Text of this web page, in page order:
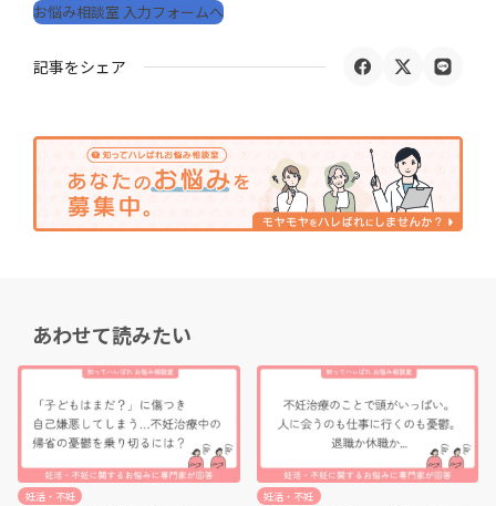
お悩み相談室 入力フォームへ
記事をシェア
あわせて読みたい
妊活・不妊 妊活・不妊